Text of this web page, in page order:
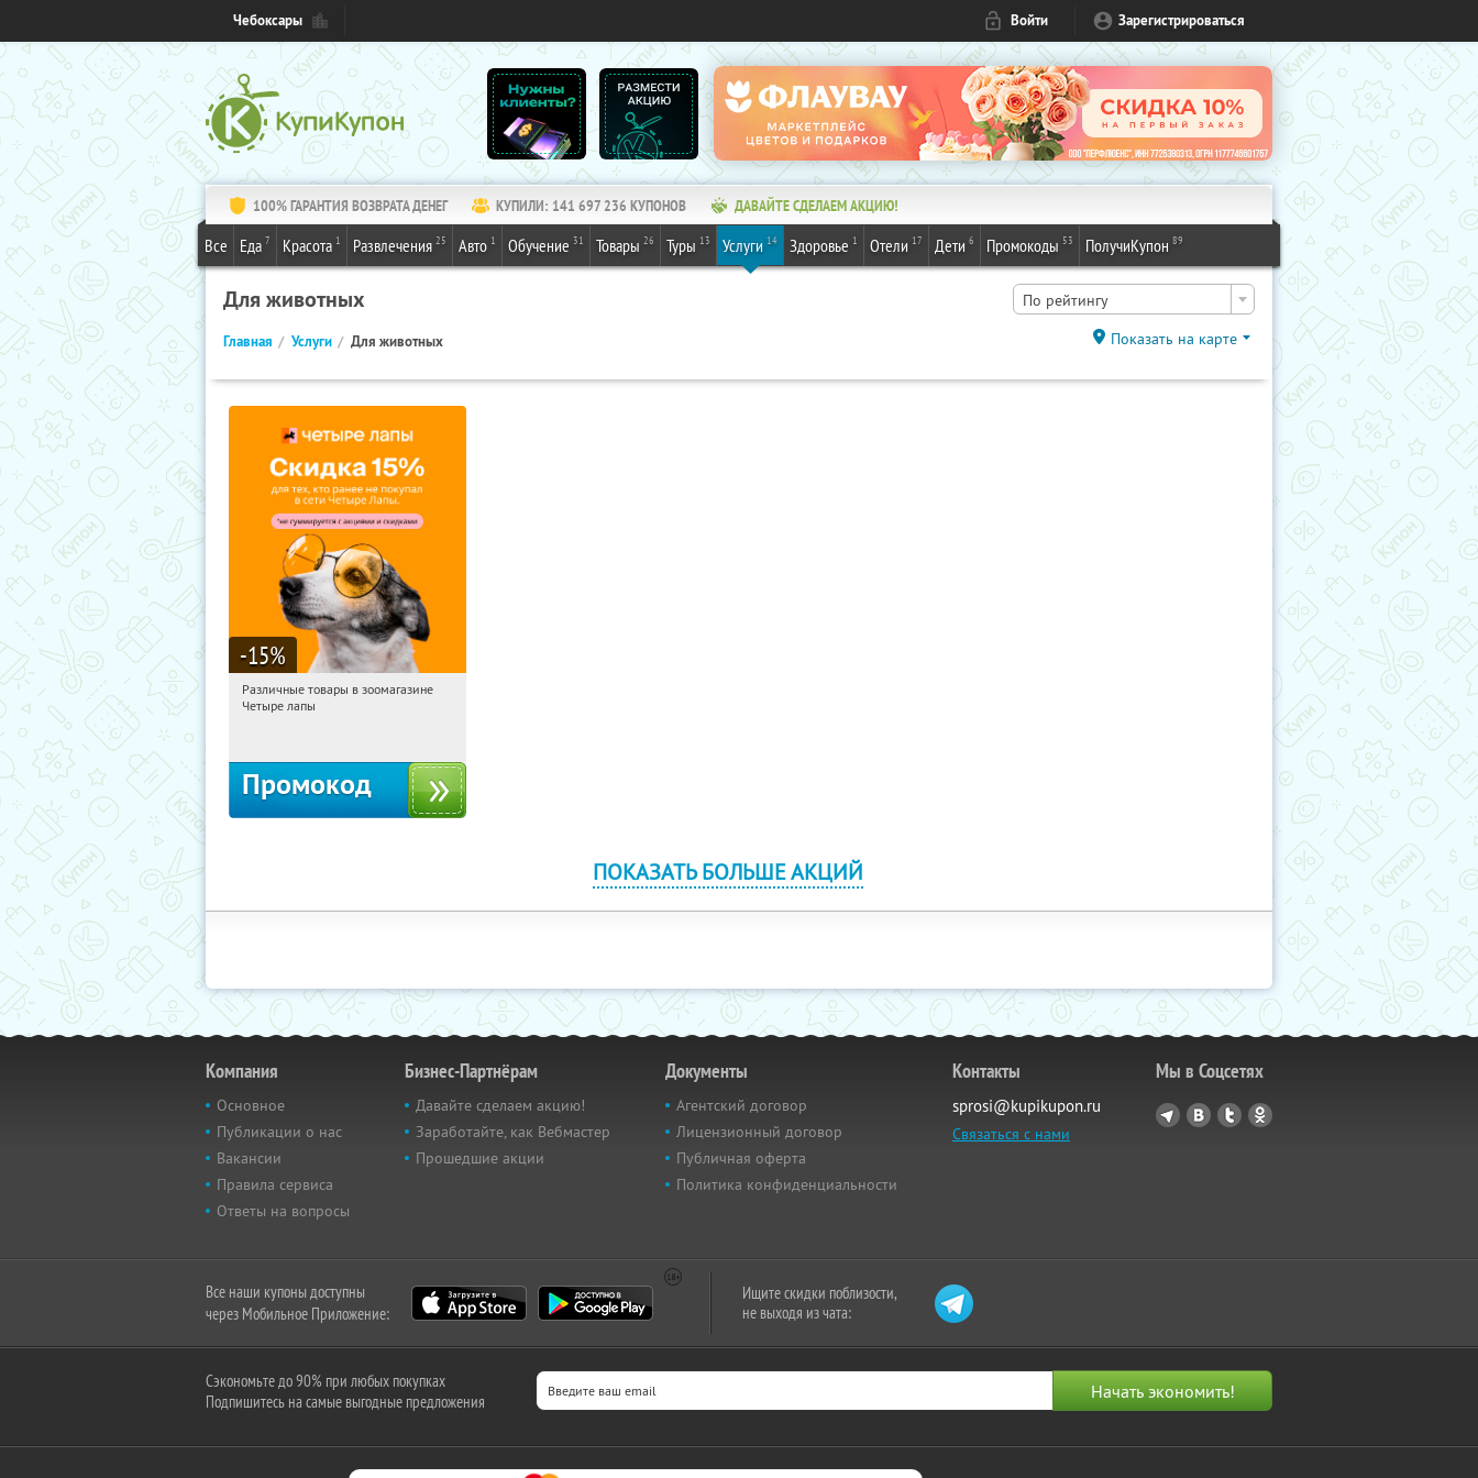
Чебоксары Войти Зарегистрироваться
100% ГАРАНТИЯ ВОЗВРАТА ДЕНЕГ КУПИЛИ: 141 697 236 КУПОНОВ ДАВАЙТЕ СДЕЛАЕМ АКЦИЮ!
Все Еда 7 Красота 1 Развлечения 25 Авто 1 Обучение 31 Товары 26 Туры 13 Услуги 14 Здоровье 1 Отели 17 Дети 6 Промокоды 53 ПолучиКупон 89
Для животных По рейтингу
Главная Услуги Для животных Показать на карте
-15%
11:57:05
Получи первым!
Различные товары в зоомагазине
Четыре лапы
Промокод
ПОКАЗАТЬ БОЛЬШЕ АКЦИЙ
Компания
Основное
Публикации о нас
Вакансии
Правила сервиса
Ответы на вопросы
Бизнес-Партнёрам
Давайте сделаем акцию!
Заработайте, как Вебмастер
Прошедшие акции
Документы
Агентский договор
Лицензионный договор
Публичная оферта
Политика конфиденциальности
Контакты
sprosi@kupikupon.ru
Связаться с нами
Мы в Соцсетях
Все наши купоны доступны
через Мобильное Приложение:
Ищите скидки поблизости,
не выходя из чата:
Сэкономьте до 90% при любых покупках
Подпишитесь на самые выгодные предложения